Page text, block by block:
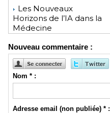
Les Nouveaux
Horizons de l’IA dans la
Médecine
Nouveau commentaire :
Nom * :
Adresse email (non publiée) * :